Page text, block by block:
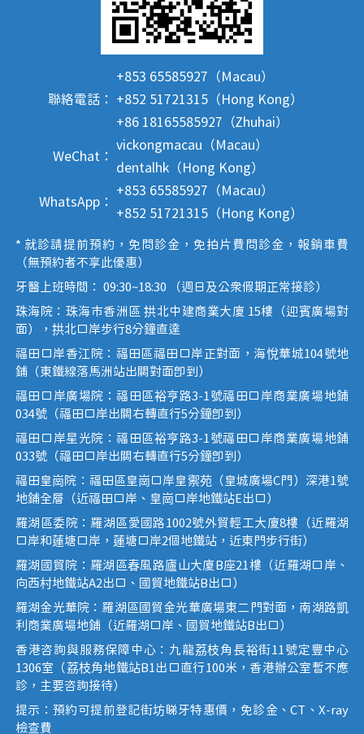
聯絡電話：
+853 65585927（Macau）
+852 51721315（Hong Kong）
+86 18165585927（Zhuhai）
WeChat：
vickongmacau（Macau）
dentalhk（Hong Kong）
WhatsApp：
+853 65585927（Macau）
+852 51721315（Hong Kong）
* 就診請提前預約，免問診金，免拍片費問診金，報銷車費
（無預約者不享此優惠）
牙醫上班時間： 09:30~18:30 （週日及公眾假期正常接診）
珠海院：珠海市香洲區 拱北中建商業大廈 15樓（迎賓廣場對
面），拱北口岸步行8分鐘直達
福田口岸香江院：福田區福田口岸正對面，海悅華城104號地
鋪（東鐵線落馬洲站出關對面即到）
福田口岸廣場院：福田區裕亨路3-1號福田口岸商業廣場地鋪
034號（福田口岸出關右轉直行5分鐘即到）
福田口岸星光院：福田區裕亨路3-1號福田口岸商業廣場地鋪
033號（福田口岸出關右轉直行5分鐘即到）
福田皇崗院：福田區皇崗口岸皇禦苑（皇城廣場C門）深港1號
地鋪全層（近福田口岸、皇崗口岸地鐵站E出口）
羅湖區委院：羅湖區愛國路1002號外貿輕工大廈8樓（近羅湖
口岸和蓮塘口岸，蓮塘口岸2個地鐵站，近東門步行街）
羅湖國貿院：羅湖區春風路廬山大廈B座21樓（近羅湖口岸、
向西村地鐵站A2出口、國貿地鐵站B出口）
羅湖金光華院：羅湖區國貿金光華廣場東二門對面，南湖路凱
利商業廣場地鋪（近羅湖口岸、國貿地鐵站B出口）
香港咨詢與服務保障中心：九龍荔枝角長裕街11號定豐中心
1306室（荔枝角地鐵站B1出口直行100米，香港辦公室暫不應
診，主要咨詢接待）
提示：預約可提前登記街坊睇牙特惠價，免診金、CT、X-ray
檢查費